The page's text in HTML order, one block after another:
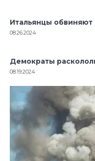
Итальянцы обвиняют
08.26.2024
Демократы
08.19.2024